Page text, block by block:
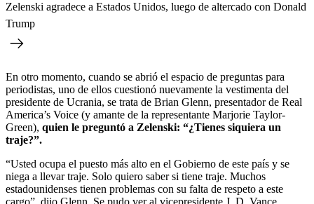
Zelenski agradece a Estados Unidos, luego de altercado con Donald
Trump
En otro momento, cuando se abrió el espacio de preguntas para
periodistas, uno de ellos cuestionó nuevamente la vestimenta del
presidente de Ucrania, se trata de Brian Glenn, presentador de Real
America’s Voice (y amante de la representante Marjorie Taylor-
Green), quien le preguntó a Zelenski: “¿Tienes siquiera un
traje?”.
“Usted ocupa el puesto más alto en el Gobierno de este país y se
niega a llevar traje. Solo quiero saber si tiene traje. Muchos
estadounidenses tienen problemas con su falta de respeto a este